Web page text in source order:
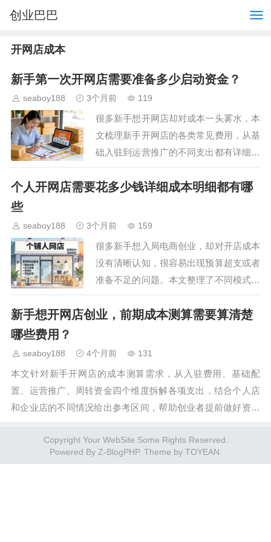
创业巴巴
开网店成本
新手第一次开网店需要准备多少启动资金？
seaboy188 3个月前 119
很多新手想开网店却对成本一头雾水，本
文梳理新手开网店的各类常见费用，从基
础入驻到运营推广的不同支出都有详细说
明，帮新手清晰估算启动预算，避开不必
要的消费陷阱，找到适合自己的开店方
个人开网店需要花多少钱详细成本明细都有哪
些
seaboy188 3个月前 159
很多新手想入局电商创业，却对开店成本
没有清晰认知，很容易出现预算超支或者
准备不足的问题。本文整理了不同模式下
开网店的各项成本明细，覆盖基础费用、
运营支出等各个环节，帮新手清晰核算开
新手想开网店创业，前期成本测算需要算清楚
哪些费用？
seaboy188 4个月前 131
本文针对新手开网店的成本测算需求，从入驻费用、基础配
置、运营推广、周转资金四个维度拆解各项支出，结合个人店
和企业店的不同情况给出参考区间，帮助创业者提前做好资金
Copyright Your WebSite.Some Rights Reserved.
Powered By Z-BlogPHP. Theme by TOYEAN